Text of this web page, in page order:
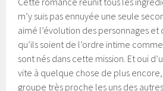
m’y suis pas ennuyée une seule
aimé l’évolution des personnages et
qu’ils soient de l’ordre intime
sont nés dans cette mission. Et oui
vite à quelque chose de plus
groupe très proche les uns des